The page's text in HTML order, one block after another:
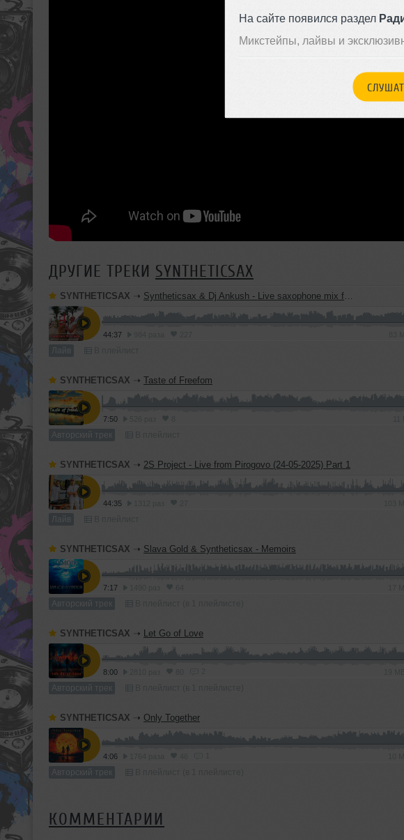
На сайте появился раздел
Микстейпы, лайвы и
ДРУГИЕ ТРЕКИ SYNTHETICSAX
SYNTHETICSAX ➝ Syntheticsax & Dj Ankush - Live saxophone mix from Bastian Riviera (GOA 2026)
44:37
Лайв
SYNTHETICSAX ➝ Taste of Freefom
7:50
Авторский трек
SYNTHETICSAX ➝ 2S Project - Live from Pirogovo (24-05-2025) Part 1
44:35
Лайв
SYNTHETICSAX ➝ Slava Gold & Syntheticsax - Memoirs
7:17
Авторский трек
SYNTHETICSAX ➝ Let Go of Love
8:00
Авторский трек
SYNTHETICSAX ➝ Only Together
4:06
Авторский трек
КОММЕНТАРИИ